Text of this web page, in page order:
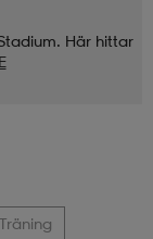
Här hittar
Träning